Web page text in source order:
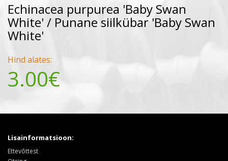
Echinacea purpurea 'Baby Swan
White' / Punane siilkübar 'Baby Swan
White'
3.00€
Hind alates:
Lisainformatsioon:
Ettevõttest